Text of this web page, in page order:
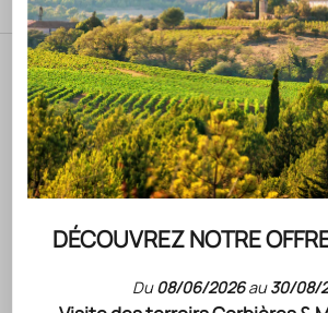
DÉCOUVREZ NOTRE
Du08/06/2026au30/08/
Blog posts